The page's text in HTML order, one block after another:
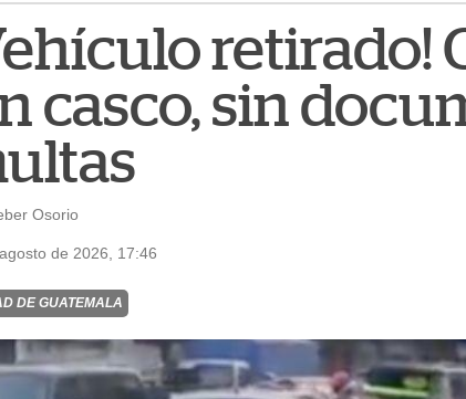
casco, sin
Osorio
de 2026, 17:46
DE GUATEMALA